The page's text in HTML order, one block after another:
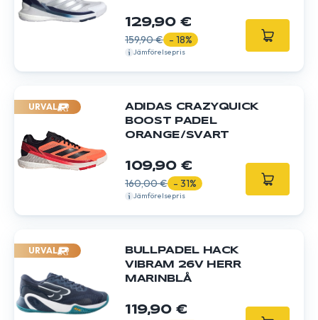
129,90 €
159,90 € - 18%
Jämförelsepris
URVAL
ADIDAS CRAZYQUICK
BOOST PADEL
ORANGE/SVART
109,90 €
160,00 € - 31%
Jämförelsepris
URVAL
BULLPADEL HACK
VIBRAM 26V HERR
MARINBLÅ
119,90 €